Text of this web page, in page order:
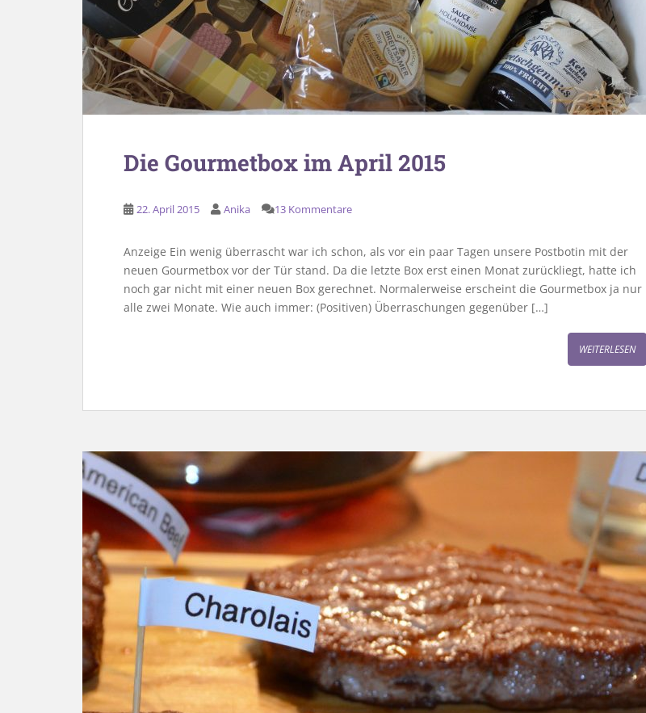
Die Gourmetbox im April 2015
22. April 2015 Anika 13 Kommentare
Anzeige Ein wenig überrascht war ich schon, als vor ein paar Tagen unsere Postbotin mit der
neuen Gourmetbox vor der Tür stand. Da die letzte Box erst einen Monat zurückliegt, hatte ich
noch gar nicht mit einer neuen Box gerechnet. Normalerweise erscheint die Gourmetbox ja nur
alle zwei Monate. Wie auch immer: (Positiven) Überraschungen gegenüber […]
WEITERLESEN